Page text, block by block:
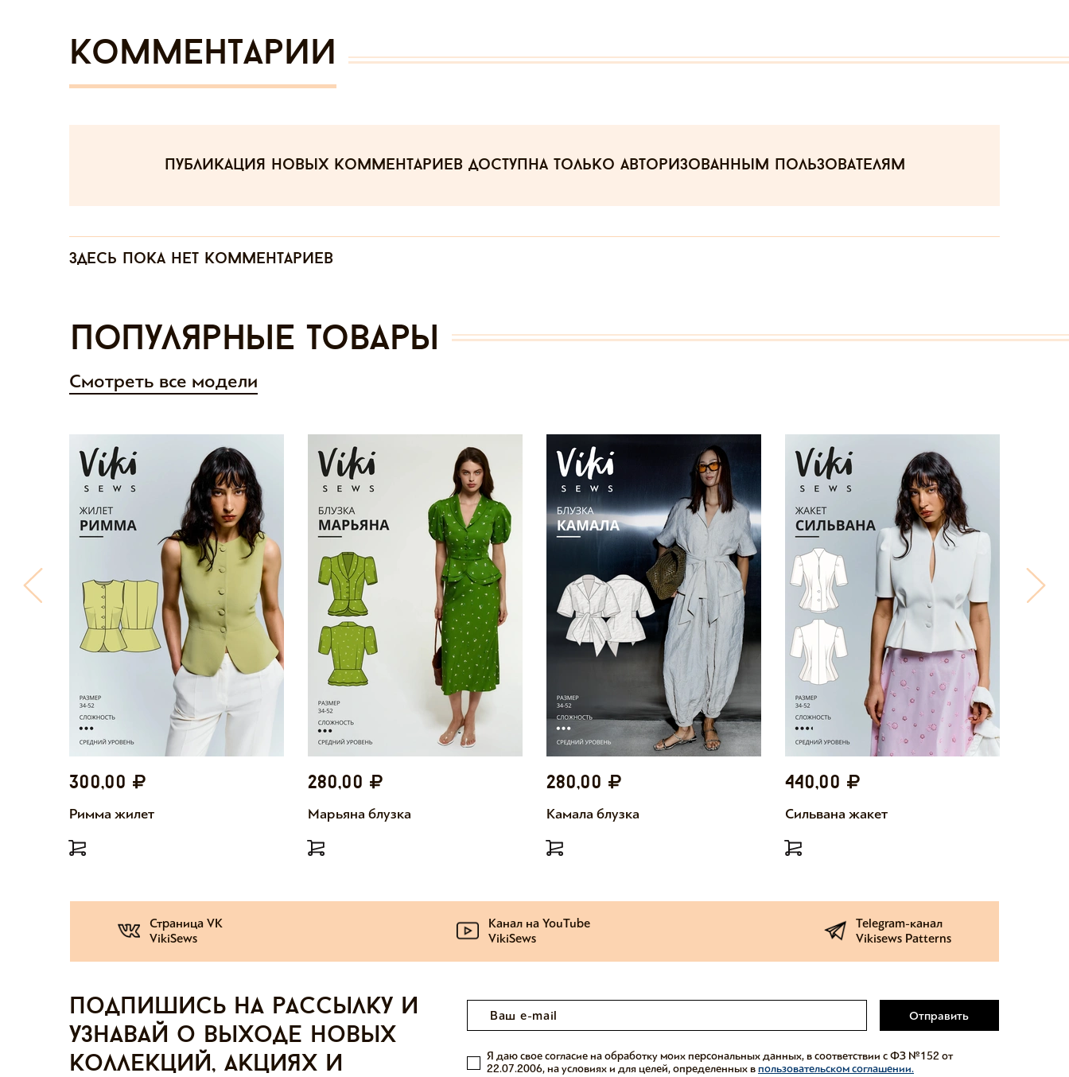
Комментарии
публикация новых комментариев доступна только авторизованным пользователям
Здесь пока нет комментариев
Популярные товары
Смотреть все модели
300,00
Римма жилет
280,00
Марьяна блузка
280,00
Камала блузка
440,00
Сильвана жакет
Страница VK
VikiSews
Канал на YouTube
VikiSews
Telegram-канал
Vikisews Patterns
Подпишись на рассылку и
узнавай о выходе новых
коллекций, акциях и
Отправить
Я даю свое согласие на обработку моих персональных данных, в соответствии с ФЗ №152 от
22.07.2006, на условиях и для целей, определенных впользовательском соглашении.